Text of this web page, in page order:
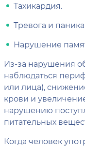
Тахикардия.
Тревога и
Нарушение
Из-за нарушения
наблюдаться
или лица),
крови и
нарушению
питательных
Когда человек